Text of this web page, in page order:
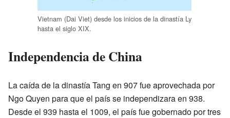
Vietnam (Dai Viet) desde los inicios de la dinastía Ly
hasta el siglo XIX.
Independencia de China
La caída de la dinastía Tang en 907 fue aprovechada por
Ngo Quyen para que el país se independizara en 938.
Desde el 939 hasta el 1009, el país fue gobernado por tres